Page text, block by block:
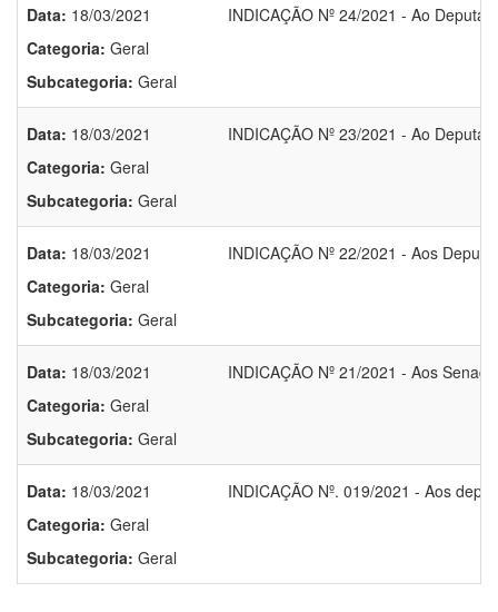
Data: 18/03/2021
Categoria: Geral
Subcategoria: Geral
INDICAÇÃO Nº 24/2021 - Ao
Data: 18/03/2021
Categoria: Geral
Subcategoria: Geral
INDICAÇÃO Nº 23/2021 - Ao
Data: 18/03/2021
Categoria: Geral
Subcategoria: Geral
INDICAÇÃO Nº 22/2021 - Aos
Data: 18/03/2021
Categoria: Geral
Subcategoria: Geral
INDICAÇÃO Nº 21/2021 - Aos
Data: 18/03/2021
Categoria: Geral
Subcategoria: Geral
INDICAÇÃO Nº. 019/2021 - Aos